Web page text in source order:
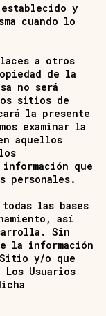
y
cuando lo
a otros
de la
no será
sitios de
la presente
examinar la
aquellos
que
personales.
las bases
así
Sin
la información
Sitio y/o que
Usuarios